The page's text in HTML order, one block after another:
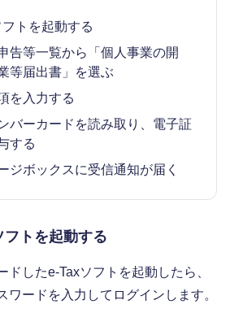
トを起動する
告等一覧から「個人事業の開
等届出書」を選ぶ
を入力する
バーカードを読み取り、電子証
する
ジボックスに受信通知が届く
トを起動する
ドしたe-Taxソフトを起動したら、
ワードを入力してログインします。